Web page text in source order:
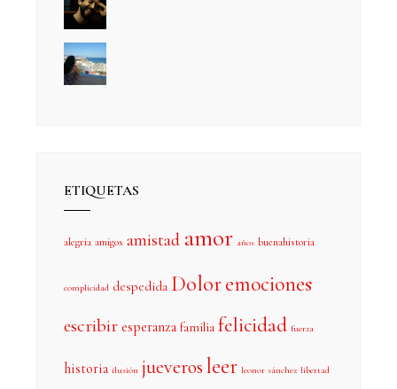
ETIQUETAS
alegria amigos amistad amor años buenahistoria
complicidad despedida Doloremociones
escribir esperanza familia felicidad fuerza
historia ilusión jueverosleer leonor sánchez libertad